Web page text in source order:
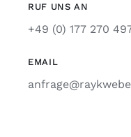
RUF UNS AN
+49 (0) 177 270
EMAIL